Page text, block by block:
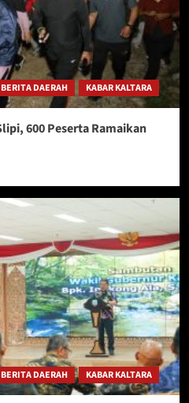
BERITA DAERAH KABAR KALTARA
600 Peserta Ramaikan
BERITA DAERAH KABAR KALTARA